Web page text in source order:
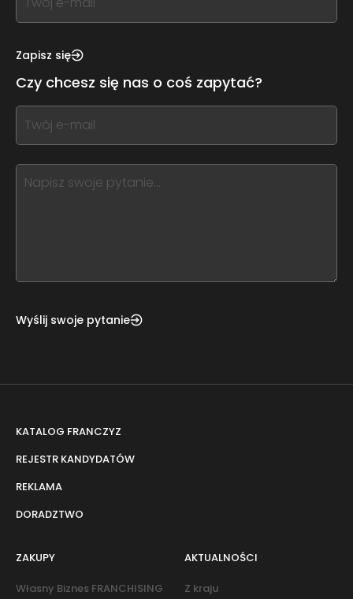
you
this,
this
form
field
blank
Zapisz się
Czy chcesz się nas o coś zapytać?
If
you
this,
leave
Wyślij swoje pytanie
KATALOG FRANCZYZ
REJESTR KANDYDATÓW
REKLAMA
DORADZTWO
ZAKUPY
Własny Biznes FRANCHISING
AKTUALNOŚCI
Z kraju